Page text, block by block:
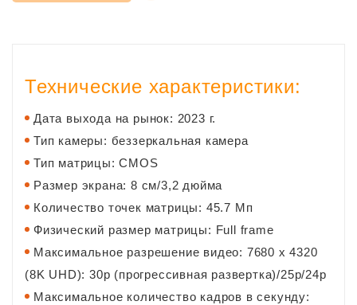
Технические характеристики:
Дата выхода на рынок: 2023 г.
Тип камеры: беззеркальная камера
Тип матрицы: CMOS
Размер экрана: 8 см/3,2 дюйма
Количество точек матрицы: 45.7 Мп
Физический размер матрицы: Full frame
Максимальное разрешение видео: 7680 x 4320
(8K UHD): 30p (прогрессивная развертка)/25p/24p
Максимальное количество кадров в секунду: